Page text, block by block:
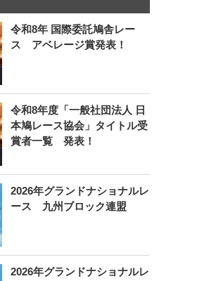
令和8年 国際委託鳩舎レー
ス アベレージ賞発表！
令和8年度「一般社団法人 日
本鳩レース協会」タイトル受
賞者一覧 発表！
2026年グランドナショナルレ
ース 九州ブロック連盟
2026年グランドナショナルレ